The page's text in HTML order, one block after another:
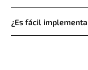
¿Es fácil